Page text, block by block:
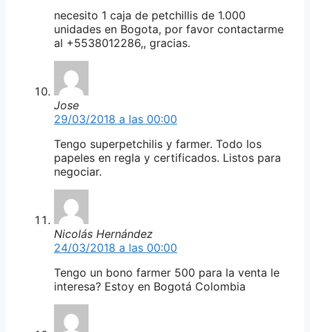
necesito 1 caja de petchillis de 1.000
unidades en Bogota, por favor contactarme
al +5538012286,, gracias.
Jose
29/03/2018 a las 00:00
Tengo superpetchilis y farmer. Todo los
papeles en regla y certificados. Listos para
negociar.
Nicolás Hernández
24/03/2018 a las 00:00
Tengo un bono farmer 500 para la venta le
interesa? Estoy en Bogotá Colombia